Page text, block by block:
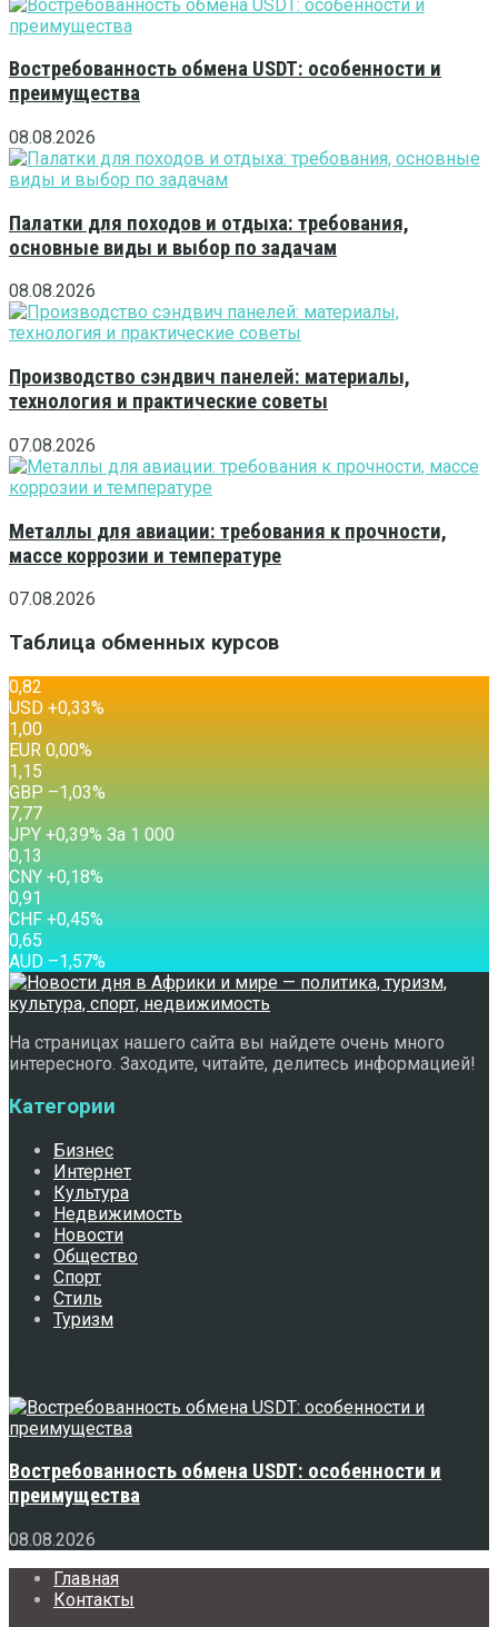
Востребованность обмена USDT: особенности и
преимущества
08.08.2026
Палатки для походов и отдыха: требования,
основные виды и выбор по задачам
08.08.2026
Производство сэндвич панелей: материалы,
технология и практические советы
07.08.2026
Металлы для авиации: требования к прочности,
массе коррозии и температуре
07.08.2026
Таблица обменных курсов
0,82
USD +0,33%
1,00
EUR 0,00%
1,15
GBP –1,03%
7,77
JPY +0,39% За 1 000
0,13
CNY +0,18%
0,91
CHF +0,45%
0,65
AUD –1,57%
На страницах нашего сайта вы найдете очень много
интересного. Заходите, читайте, делитесь информацией!
Категории
Бизнес
Интернет
Культура
Недвижимость
Новости
Общество
Спорт
Стиль
Туризм
Востребованность обмена USDT: особенности и
преимущества
08.08.2026
Главная
Контакты